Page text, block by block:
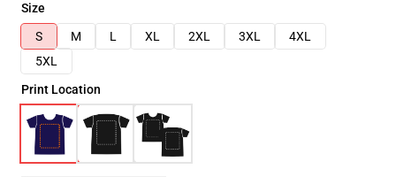
Size
S
M L XL 2XL 3XL
4XL
5XL
Print Location